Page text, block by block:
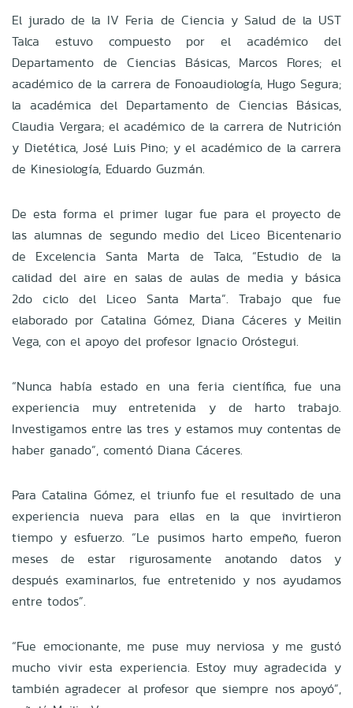
El jurado de la IV Feria de Ciencia y Salud de la UST
Talca estuvo compuesto por el académico del
Departamento de Ciencias Básicas, Marcos Flores; el
académico de la carrera de Fonoaudiología, Hugo Segura;
la académica del Departamento de Ciencias Básicas,
Claudia Vergara; el académico de la carrera de Nutrición
y Dietética, José Luis Pino; y el académico de la carrera
de Kinesiología, Eduardo Guzmán.
De esta forma el primer lugar fue para el proyecto de
las alumnas de segundo medio del Liceo Bicentenario
de Excelencia Santa Marta de Talca, “Estudio de la
calidad del aire en salas de aulas de media y básica
2do ciclo del Liceo Santa Marta”. Trabajo que fue
elaborado por Catalina Gómez, Diana Cáceres y Meilin
Vega, con el apoyo del profesor Ignacio Oróstegui.
“Nunca había estado en una feria científica, fue una
experiencia muy entretenida y de harto trabajo.
Investigamos entre las tres y estamos muy contentas de
haber ganado”, comentó Diana Cáceres.
Para Catalina Gómez, el triunfo fue el resultado de una
experiencia nueva para ellas en la que invirtieron
tiempo y esfuerzo. “Le pusimos harto empeño, fueron
meses de estar rigurosamente anotando datos y
después examinarlos, fue entretenido y nos ayudamos
entre todos”.
“Fue emocionante, me puse muy nerviosa y me gustó
mucho vivir esta experiencia. Estoy muy agradecida y
también agradecer al profesor que siempre nos apoyó”,